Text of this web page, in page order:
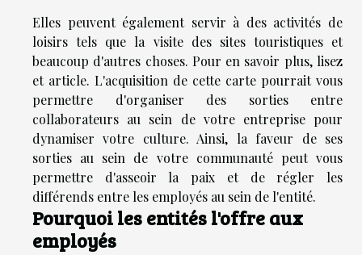
Elles peuvent également servir à des activités de
loisirs tels que la visite des sites touristiques et
beaucoup d'autres choses. Pour en savoir plus, lisez
et article. L'acquisition de cette carte pourrait vous
permettre d'organiser des sorties entre
collaborateurs au sein de votre entreprise pour
dynamiser votre culture. Ainsi, la faveur de ses
sorties au sein de votre communauté peut vous
permettre d'asseoir la paix et de régler les
différends entre les employés au sein de l'entité.
Pourquoi les entités l'offre aux
employés